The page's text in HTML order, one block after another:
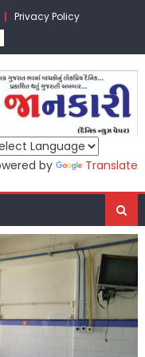
Privacy Policy
by Translate